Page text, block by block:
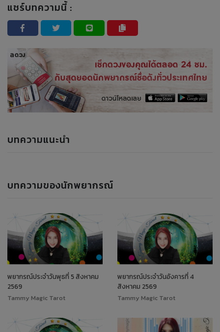
แชร์บทความนี้ :
บทความแนะนำ
บทความของนักพยากรณ์
พยากรณ์ประจำวันพุธที่ 5 สิงหาคม
2569
Tammy Magic Tarot
พยากรณ์ประจำวันอังคารที่ 4
สิงหาคม 2569
Tammy Magic Tarot